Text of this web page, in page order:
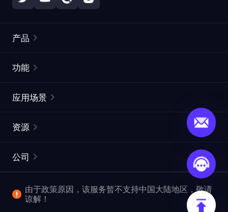
产品
静态住宅代理
网页抓取 API
视频下载 API
功能
ISP代理
ProxySite
应用场景
市场研究
爬行和索引
资源
常见问题解答
位置
公司
企业服务
由于政策原因，该服务暂不支持中国大陆地区，敬请
谅解！